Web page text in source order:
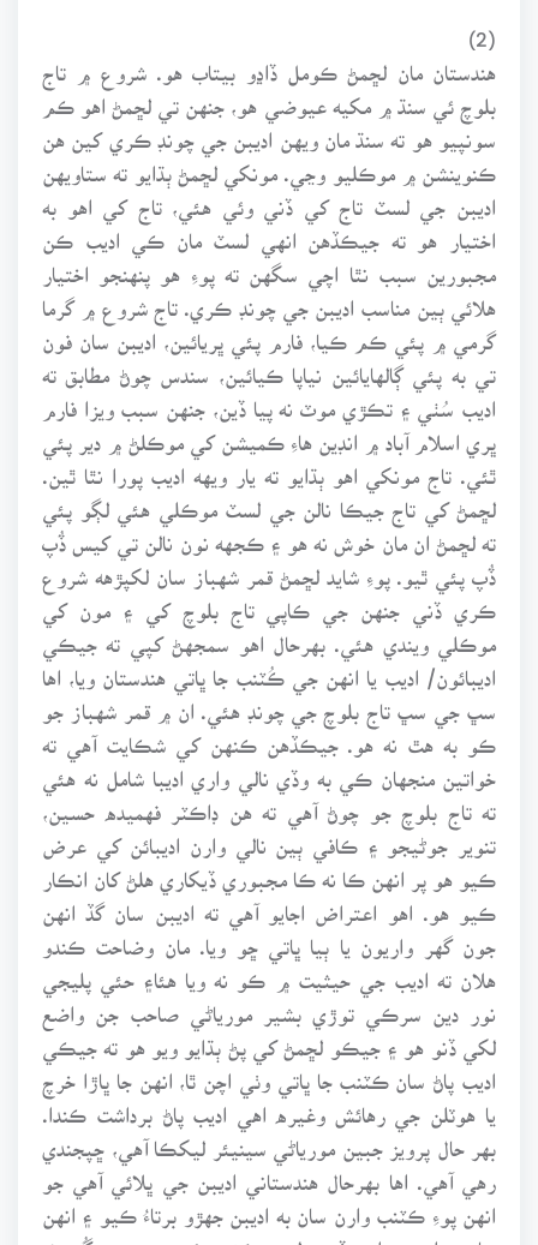
(2)
هندستان مان لڇمڻ ڪومل ڏاڍو بيتاب هو. شروع ۾ تاج
بلوچ ئي سنڌ ۾ مکيه عيوضي هو، جنهن تي لڇمڻ اهو ڪم
سونپيو هو ته سنڌ مان ويهن اديبن جي چونڊ ڪري کين هن
ڪنوينشن ۾ موڪليو وڃي. مونکي لڇمڻ ٻڌايو ته ستاويهن
اديبن جي لسٽ تاج کي ڏني وئي هئي، تاج کي اهو به
اختيار هو ته جيڪڏهن انهي لسٽ مان ڪي اديب ڪن
مجبورين سبب نٿا اچي سگهن ته پوءِ هو پنهنجو اختيار
هلائي ٻين مناسب اديبن جي چونڊ ڪري. تاج شروع ۾ گرما
گرمي ۾ پئي ڪم ڪيا، فارم پئي ڀريائين، اديبن سان فون
تي به پئي ڳالهايائين نياپا ڪيائين، سندس چوڻ مطابق ته
اديب سُٺي ۽ تڪڙي موٽ نه پيا ڏين، جنهن سبب ويزا فارم
ڀري اسلام آباد ۾ انڊين هاءِ ڪميشن کي موڪلڻ ۾ دير پئي
ٿئي. تاج مونکي اهو ٻڌايو ته يار ويهه اديب پورا نٿا ٿين.
لڇمڻ کي تاج جيڪا نالن جي لسٽ موڪلي هئي لڳو پئي
ته لڇمڻ ان مان خوش نه هو ۽ ڪجهه نون نالن تي کيس ڏُپ
ڏُپ پئي ٿيو. پوءِ شايد لڇمڻ قمر شهباز سان لکپڙهه شروع
ڪري ڏني جنهن جي ڪاپي تاج بلوچ کي ۽ مون کي
موڪلي ويندي هئي. بهرحال اهو سمجهڻ کپي ته جيڪي
اديبائون/ اديب يا انهن جي ڪُٽنب جا ڀاتي هندستان ويا، اها
سڀ جي سڀ تاج بلوچ جي چونڊ هئي. ان ۾ قمر شهباز جو
ڪو به هٿ نه هو. جيڪڏهن ڪنهن کي شڪايت آهي ته
خواتين منجهان ڪي به وڏي نالي واري اديبا شامل نه هئي
ته تاج بلوچ جو چوڻ آهي ته هن ڊاڪٽر فهميده حسين،
تنوير جوڻيجو ۽ ڪافي ٻين نالي وارن اديبائن کي عرض
ڪيو هو پر انهن ڪا نه ڪا مجبوري ڏيکاري هلڻ کان انڪار
ڪيو هو. اهو اعتراض اجايو آهي ته اديبن سان گڏ انهن
جون گهر واريون يا ٻيا ڀاتي ڇو ويا. مان وضاحت ڪندو
هلان ته اديب جي حيثيت ۾ ڪو نه ويا هئا۽ حئي پليجي
نور دين سرڪي توڙي بشير مورياڻي صاحب جن واضع
لکي ڏنو هو ۽ جيڪو لڇمڻ کي پڻ ٻڌايو ويو هو ته جيڪي
اديب پاڻ سان ڪٽنب جا ڀاتي وٺي اچن ٿا، انهن جا ڀاڙا خرچ
يا هوٽلن جي رهائش وغيره اهي اديب پاڻ برداشت ڪندا.
بهر حال پرويز جبين مورياڻي سينيئر ليکڪا آهي، ڇپجندي
رهي آهي. اها بهرحال هندستاني اديبن جي ڀلائي آهي جو
انهن پوءِ ڪٽنب وارن سان به اديبن جهڙو برتاءُ ڪيو ۽ انهن
سان به اديبن واري ڏيتي ليتي ڪئي وئي جنهن جي گُهر نه